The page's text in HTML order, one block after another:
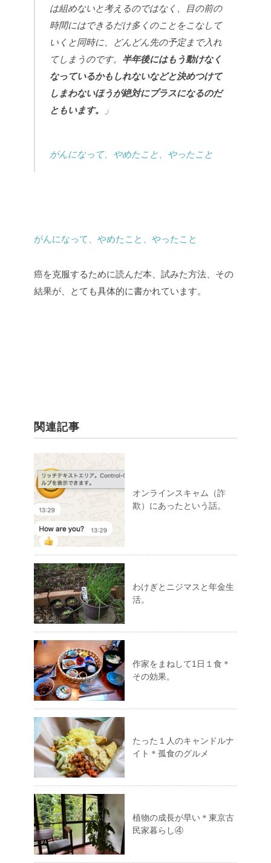
は組めないと考えるのではなく、目の前の
時間にはできるだけ多くのことをこなして
いくと同時に、どんどん先の予定まで入れ
てしまうのです。 半年後にはもう動けなく
なっているかもしれないなどと決めつけて
しまわないほうが絶対にプラスになるのだ
ともいます。
」
がんになって、やめたこと、やったこと
がんになって、やめたこと、やったこと
癌を克服するために読んだ本、試みた方法、その
結果が、とても具体的に書かれています。
関連記事
オンラインスキャム（詐
欺）にあったという話。
わけぎとニジマスと年金生
活。
作家をまねして1日１食＊
その効果。
たった１人のキャンドルナ
イト＊孤食のグルメ
植物の成長が早い＊東京古
民家暮らし④